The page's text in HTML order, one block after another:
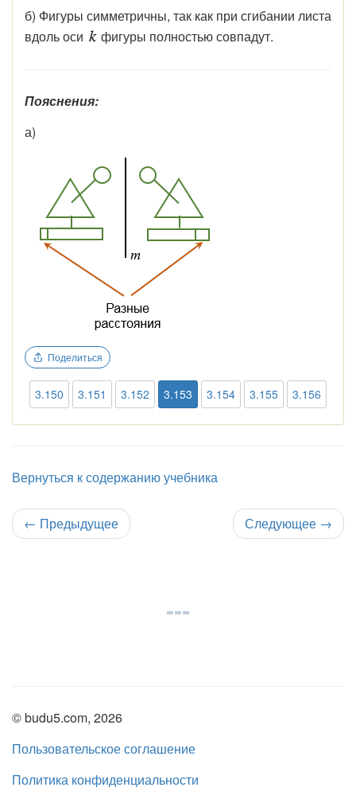
б) Фигуры симметричны, так как при сгибании листа
вдоль оси
фигуры полностью совпадут.
Пояснения:
а)
Поделиться
3.150 3.151 3.152 3.153 3.154 3.155 3.156
Вернуться к содержанию учебника
← Предыдущее Следующее →
© budu5.com, 2026
Пользовательское соглашение
Политика конфиденциальности